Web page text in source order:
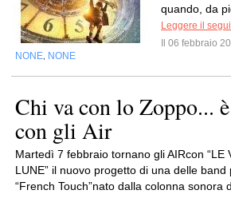
quando, da
Leggere il
Il 06 febbraio
NONE NONE
Chi va con lo Zoppo...
con gli Air
Martedì 7 febbraio tornano gli AIRcon “LE
LUNE” il nuovo progetto di una delle
“French Touch”nato dalla colonna sonora